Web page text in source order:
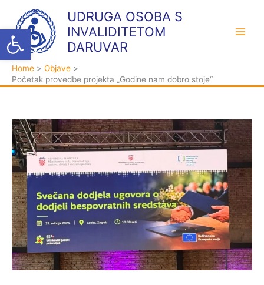
Open toolbar
content
UDRUGA OSOBA S
INVALIDITETOM
DARUVAR
Home
Objave
Početak provedbe projekta „Godine nam dobro stoje“
t
e
g
o
i
j
e
h
i
v
a